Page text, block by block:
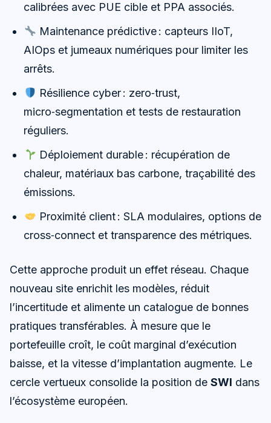
calibrées avec PUE cible et PPA associés.
Maintenance prédictive : capteurs IIoT,
AIOps et jumeaux numériques pour limiter les
arrêts.
Résilience cyber : zero‑trust,
micro‑segmentation et tests de restauration
réguliers.
Déploiement durable : récupération de
chaleur, matériaux bas carbone, traçabilité des
émissions.
Proximité client : SLA modulaires, options de
cross‑connect et transparence des métriques.
Cette approche produit un effet réseau. Chaque
nouveau site enrichit les modèles, réduit
l’incertitude et alimente un catalogue de bonnes
pratiques transférables. À mesure que le
portefeuille croît, le coût marginal d’exécution
baisse, et la vitesse d’implantation augmente. Le
cercle vertueux consolide la position de SWI dans
l’écosystème européen.